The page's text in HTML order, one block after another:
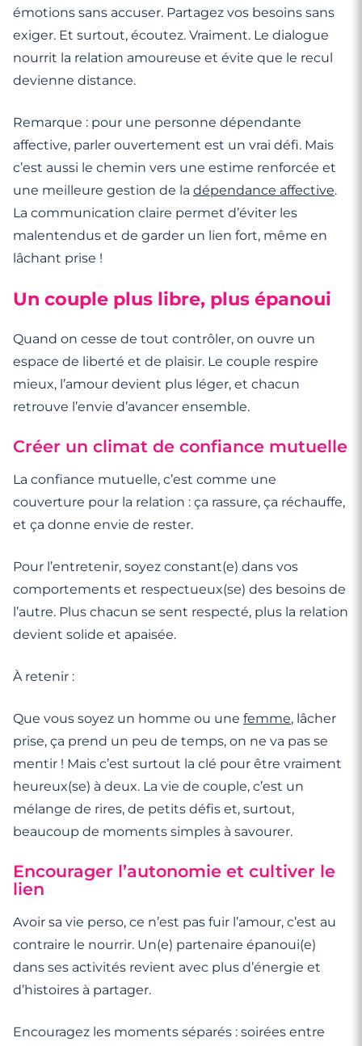
émotions sans accuser. Partagez vos besoins sans
exiger. Et surtout, écoutez. Vraiment. Le dialogue
nourrit la relation amoureuse et évite que le recul
devienne distance.
Remarque : pour une personne dépendante
affective, parler ouvertement est un vrai défi. Mais
c’est aussi le chemin vers une estime renforcée et
une meilleure gestion de la dépendance affective.
La communication claire permet d’éviter les
malentendus et de garder un lien fort, même en
lâchant prise !
Un couple plus libre, plus épanoui
Quand on cesse de tout contrôler, on ouvre un
espace de liberté et de plaisir. Le couple respire
mieux, l’amour devient plus léger, et chacun
retrouve l’envie d’avancer ensemble.
Créer un climat de confiance mutuelle
La confiance mutuelle, c’est comme une
couverture pour la relation : ça rassure, ça réchauffe,
et ça donne envie de rester.
Pour l’entretenir, soyez constant(e) dans vos
comportements et respectueux(se) des besoins de
l’autre. Plus chacun se sent respecté, plus la relation
devient solide et apaisée.
À retenir :
Que vous soyez un homme ou une femme, lâcher
prise, ça prend un peu de temps, on ne va pas se
mentir ! Mais c’est surtout la clé pour être vraiment
heureux(se) à deux. La vie de couple, c’est un
mélange de rires, de petits défis et, surtout,
beaucoup de moments simples à savourer.
Encourager l’autonomie et cultiver le
lien
Avoir sa vie perso, ce n’est pas fuir l’amour, c’est au
contraire le nourrir. Un(e) partenaire épanoui(e)
dans ses activités revient avec plus d’énergie et
d’histoires à partager.
Encouragez les moments séparés : soirées entre